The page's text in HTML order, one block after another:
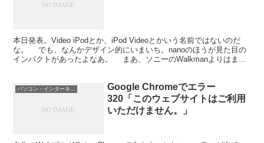
本日発表。Video iPodとか、iPod Videoとかいう名前ではないのだ
な。 でも、なんかデザイン的にいまいち。nanoのほうが見た目の
インパクトがあったよなあ。 まあ、ソニーのWalkmanよりはまし
パソコン・インターネット
Google Chromeでエラー
320「このウェブサイトはご利用
いただけません。」